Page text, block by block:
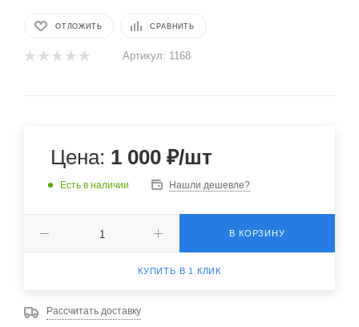
ОТЛОЖИТЬ СРАВНИТЬ
Артикул: 1168
Цена: 1 000 ₽/шт
Есть в наличии Нашли дешевле?
В КОРЗИНУ
КУПИТЬ В 1 КЛИК
Рассчитать доставку